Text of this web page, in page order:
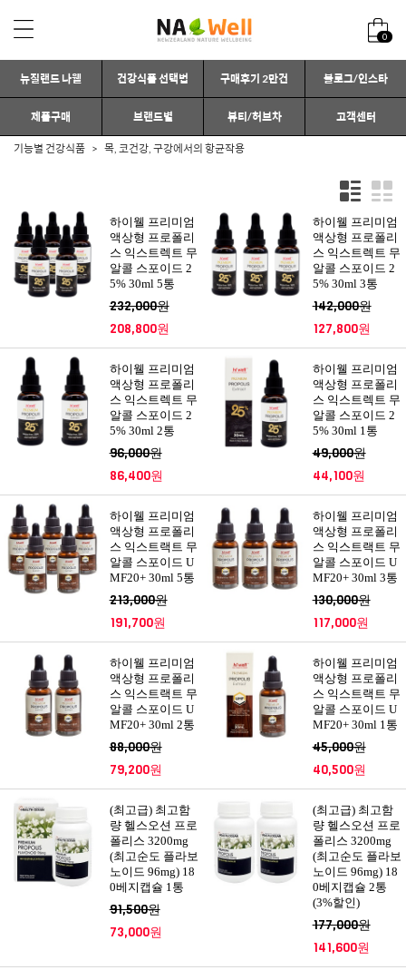
0
뉴질랜드 나웰 건강식품 선택법 구매후기 2만건 블로그/인스타
제품구매 브랜드별 뷰티/허브차 고객센터
기능별 건강식품 목, 코건강, 구강에서의 항균작용
하이웰 프리미엄
액상형 프로폴리
스 익스트렉트 무
알콜 스포이드 2
5% 30ml 5통
232,000원
208,800원
하이웰 프리미엄
액상형 프로폴리
스 익스트렉트 무
알콜 스포이드 2
5% 30ml 3통
142,000원
127,800원
하이웰 프리미엄
액상형 프로폴리
스 익스트렉트 무
알콜 스포이드 2
5% 30ml 2통
96,000원
86,400원
하이웰 프리미엄
액상형 프로폴리
스 익스트렉트 무
알콜 스포이드 2
5% 30ml 1통
49,000원
44,100원
하이웰 프리미엄
액상형 프로폴리
스 익스트랙트 무
알콜 스포이드 U
MF20+ 30ml 5통
213,000원
191,700원
하이웰 프리미엄
액상형 프로폴리
스 익스트랙트 무
알콜 스포이드 U
MF20+ 30ml 3통
130,000원
117,000원
하이웰 프리미엄
액상형 프로폴리
스 익스트랙트 무
알콜 스포이드 U
MF20+ 30ml 2통
88,000원
79,200원
하이웰 프리미엄
액상형 프로폴리
스 익스트랙트 무
알콜 스포이드 U
MF20+ 30ml 1통
45,000원
40,500원
(최고급) 최고함
량 헬스오션 프로
폴리스 3200mg
(최고순도 플라보
노이드 96mg) 18
0베지캡슐 1통
91,500원
73,000원
(최고급) 최고함
량 헬스오션 프로
폴리스 3200mg
(최고순도 플라보
노이드 96mg) 18
0베지캡슐 2통
(3%할인)
177,000원
141,600원